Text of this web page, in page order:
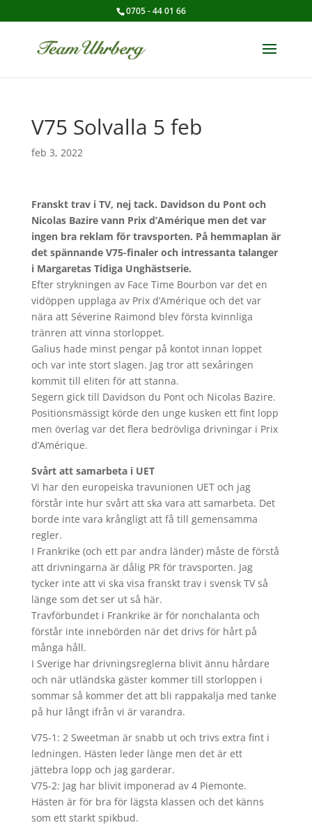
0705 - 44 01 66
V75 Solvalla 5 feb
feb 3, 2022
Franskt trav i TV, nej tack. Davidson du Pont och
Nicolas Bazire vann Prix d’Amérique men det var
ingen bra reklam för travsporten. På hemmaplan är
det spännande V75-finaler och intressanta talanger
i Margaretas Tidiga Unghästserie.
Efter strykningen av Face Time Bourbon var det en
vidöppen upplaga av Prix d’Amérique och det var
nära att Séverine Raimond blev första kvinnliga
tränren att vinna storloppet.
Galius hade minst pengar på kontot innan loppet
och var inte stort slagen. Jag tror att sexåringen
kommit till eliten för att stanna.
Segern gick till Davidson du Pont och Nicolas Bazire.
Positionsmässigt körde den unge kusken ett fint lopp
men överlag var det flera bedrövliga drivningar i Prix
d’Amérique.
Svårt att samarbeta i UET
Vi har den europeiska travunionen UET och jag
förstår inte hur svårt att ska vara att samarbeta. Det
borde inte vara krångligt att få till gemensamma
regler.
I Frankrike (och ett par andra länder) måste de förstå
att drivningarna är dålig PR för travsporten. Jag
tycker inte att vi ska visa franskt trav i svensk TV så
länge som det ser ut så här.
Travförbundet i Frankrike är för nonchalanta och
förstår inte innebörden när det drivs för hårt på
många håll.
I Sverige har drivningsreglerna blivit ännu hårdare
och när utländska gäster kommer till storloppen i
sommar så kommer det att bli rappakalja med tanke
på hur långt ifrån vi är varandra.
V75-1: 2 Sweetman är snabb ut och trivs extra fint i
ledningen. Hästen leder länge men det är ett
jättebra lopp och jag garderar.
V75-2: Jag har blivit imponerad av 4 Piemonte.
Hästen är för bra för lägsta klassen och det känns
som ett starkt spikbud.